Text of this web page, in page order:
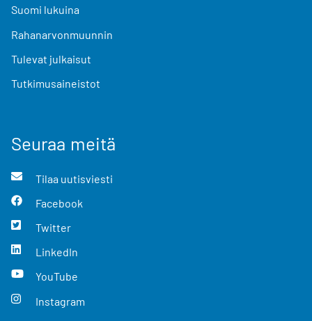
Suomi lukuina
Rahanarvonmuunnin
Tulevat julkaisut
Tutkimusaineistot
Seuraa meitä
Tilaa uutisviesti
Facebook
Twitter
LinkedIn
YouTube
Instagram